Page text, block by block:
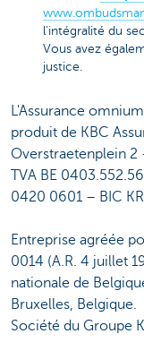
l'intégralité du
Vous avez
justice.
L'Assurance
produit de KBC
Overstraetenplein
TVA BE
0420 0601 – BIC
Entreprise agréée
0014 (A.R. 4 juillet
nationale de
Bruxelles, Belgique.
Société du Groupe